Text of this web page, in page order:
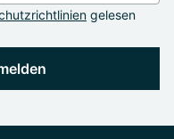
gelesen